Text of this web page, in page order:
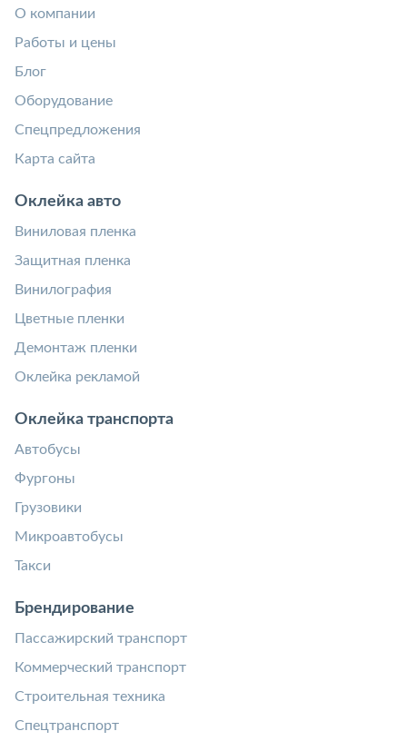
О компании
Работы и цены
Блог
Оборудование
Спецпредложения
Карта сайта
Оклейка авто
Виниловая пленка
Защитная пленка
Винилография
Цветные пленки
Демонтаж пленки
Оклейка рекламой
Оклейка транспорта
Автобусы
Фургоны
Грузовики
Микроавтобусы
Такси
Брендирование
Пассажирский транспорт
Коммерческий транспорт
Строительная техника
Спецтранспорт